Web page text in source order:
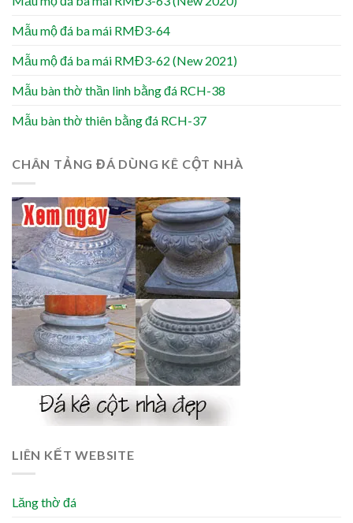
Mẫu mộ đá ba mái RMĐ3-64
Mẫu mộ đá ba mái RMĐ3-62 (New 2021)
Mẫu bàn thờ thần linh bằng đá RCH-38
Mẫu bàn thờ thiên bằng đá RCH-37
CHÂN TẢNG ĐÁ DÙNG KÊ CỘT NHÀ
LIÊN KẾT WEBSITE
Lăng thờ đá